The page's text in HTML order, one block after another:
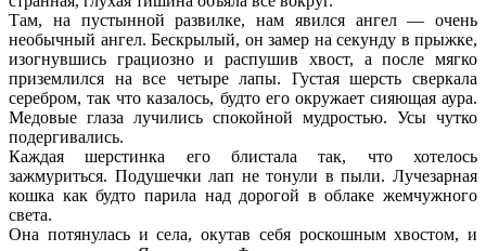
Там, на пустынной развилке, нам явился ангел — очень
необычный ангел. Бескрылый, он замер на секунду в прыжке,
изогнувшись грациозно и распушив хвост, а после мягко
приземлился на все четыре лапы. Густая шерсть сверкала
серебром, так что казалось, будто его окружает сияющая аура.
Медовые глаза лучились спокойной мудростью. Усы чутко
подергивались.
Каждая шерстинка его блистала так, что хотелось
зажмуриться. Подушечки лап не тонули в пыли. Лучезарная
кошка как будто парила над дорогой в облаке жемчужного
света.
Она потянулась и села, окутав себя роскошным хвостом, и